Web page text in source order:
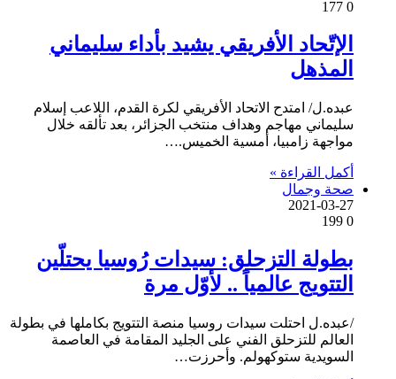
0
الإتّحاد الأفريقي يشيد بأداء سليماني
المذهل
عبده.ل/ امتدح الاتحاد الأفريقي لكرة القدم، اللاعب إسلام
سليماني مهاجم وهداف منتخب الجزائر، بعد تألقه خلال
مواجهة زامبيا، أمسية الخميس.…
أكمل القراءة »
صحة وجمال
2021-03-27
0
بطولة التزحلق: سيدات رُوسيا يحتلّين
التتويج عالمياً .. لأوّل مرة
/عبده.ل احتلت سيدات روسيا منصة التتويج بكاملها في بطولة
العالم للتزحلق الفني على الجليد المقامة في العاصمة
السويدية ستوكهولم. وأحرزت…